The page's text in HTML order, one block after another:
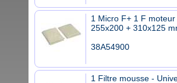
1 Micro F+ 1 F
255x200 + 310x125
38A54900
1 Filtre mousse -